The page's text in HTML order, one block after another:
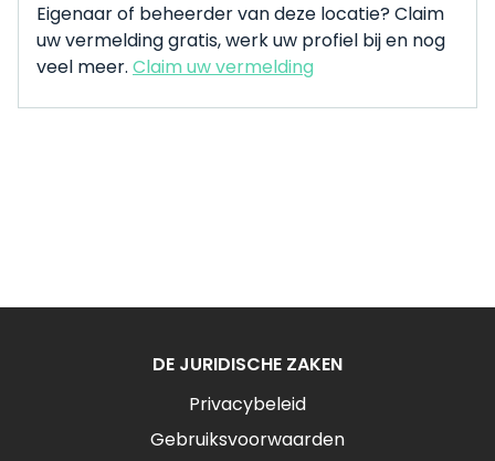
Eigenaar of beheerder van deze locatie? Claim
uw vermelding gratis, werk uw profiel bij en nog
veel meer. Claim uw vermelding
DE JURIDISCHE ZAKEN
Privacybeleid
Gebruiksvoorwaarden